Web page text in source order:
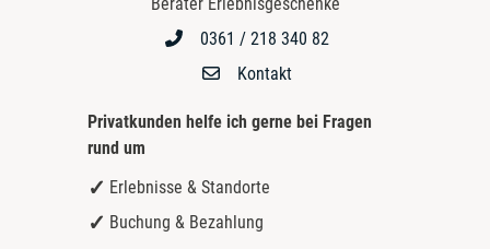
0361 / 218 340 82
Kontakt
Privatkunden helfe ich gerne bei Fragen
rund um
Erlebnisse & Standorte
Buchung & Bezahlung